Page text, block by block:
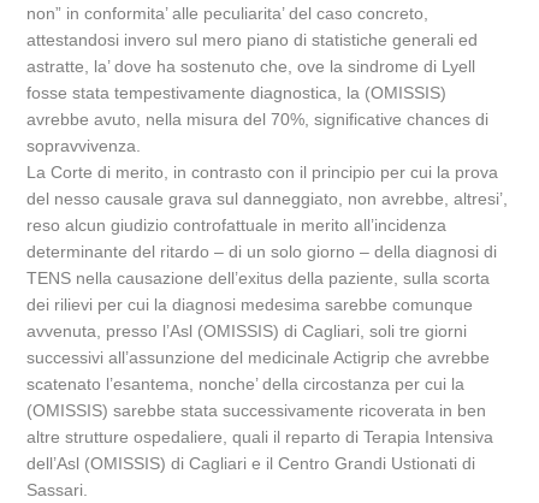
non” in conformita’ alle peculiarita’ del caso concreto,
attestandosi invero sul mero piano di statistiche generali ed
astratte, la’ dove ha sostenuto che, ove la sindrome di Lyell
fosse stata tempestivamente diagnostica, la (OMISSIS)
avrebbe avuto, nella misura del 70%, significative chances di
sopravvivenza.
La Corte di merito, in contrasto con il principio per cui la prova
del nesso causale grava sul danneggiato, non avrebbe, altresi’,
reso alcun giudizio controfattuale in merito all’incidenza
determinante del ritardo – di un solo giorno – della diagnosi di
TENS nella causazione dell’exitus della paziente, sulla scorta
dei rilievi per cui la diagnosi medesima sarebbe comunque
avvenuta, presso l’Asl (OMISSIS) di Cagliari, soli tre giorni
successivi all’assunzione del medicinale Actigrip che avrebbe
scatenato l’esantema, nonche’ della circostanza per cui la
(OMISSIS) sarebbe stata successivamente ricoverata in ben
altre strutture ospedaliere, quali il reparto di Terapia Intensiva
dell’Asl (OMISSIS) di Cagliari e il Centro Grandi Ustionati di
Sassari.